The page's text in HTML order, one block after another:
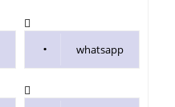
whatsapp